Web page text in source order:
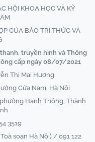
HỘI KHOA HỌC VÀ KỸ
CỦA BÁO TRI THỨC VÀ
truyền hình và Thông
cấp ngày 08/07/2021
Thị Mai Hương
Cửa Nam, Hà Nội
Hạnh Thông, Thành
3519
soạn Hà Nội) / 091 122